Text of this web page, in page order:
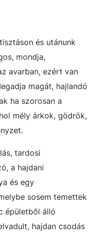
és utánunk
mondja,
avarban, ezért van
magát, hajlandó
ha szorosan a
mély árkok, gödrök,
tardosi
a hajdani
és egy
sosem temettek
épületből álló
hajdan csodás